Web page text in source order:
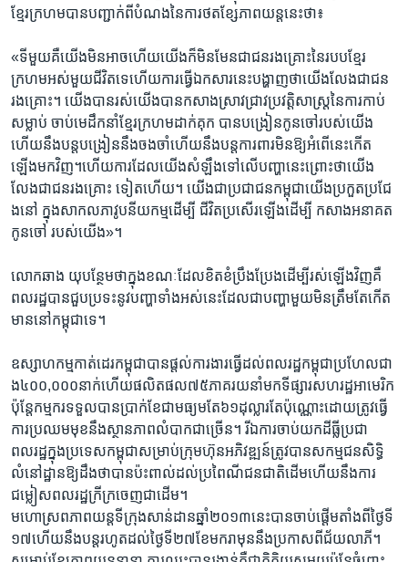
ខ្មែរ​ក្រហម​បាន​បញ្ជាក់​ពី​បំណង​នៃ​ការ​ថត​ខ្សែ​ភាពយន្ត​នេះ​ថា៖
«ទីមួយ​គឺ​យើង​មិន​អាច​ហើយ​យើង​ក៏​មិន​មែន​ជា​ជន​រងគ្រោះ​នៃ​របប​ខ្មែរ​
ក្រហម​អស់​មួយ​ជីវិត​ទេ​ហើយ​ការ​ធ្វើ​ឯកសារ​នេះ​បង្ហាញ​ថា​យើង​លែង​ជា​ជន​
រង​គ្រោះ​។ យើង​បាន​រស់​យើង​បាន​កសាង​ស្រាវជ្រាវ​ប្រវត្តិសាស្រ្ត​នៃ​ការ​កាប់​
សម្លាប់​ ចាប់​មេដឹកនាំ​ខ្មែរ​ក្រហម​ដាក់​គុក​ បាន​បង្រៀន​កូនចៅ​របស់​យើង​
ហើយ​នឹង​បន្ត​បង្រៀន​នឹង​ចងចាំ​ហើយ​នឹង​បន្ត​ការពារ​មិន​ឱ្យ​អំពើ​នេះ​កើត​
ឡើង​មកវិញ​។ហើយ​ការ​ដែល​យើង​សំឡឹង​ទៅ​លើ​បញ្ហា​នេះ​ព្រោះ​ថា​យើង​
លែង​ជា​ជន​រងគ្រោះ ទៀត​ហើយ​។ យើង​ជា​ប្រជាជន​កម្ពុជា​យើង​ប្រកួត​ប្រជែ​
ង​នៅ ក្នុង​សាកល​ភាវូបនីយកម្ម​ដើម្បី ជីវិត​ប្រសើរ​ឡើង​ដើម្បី កសាង​អនាគត​
កូន​ចៅ របស់​យើង​»។
លោក​ឆាង យុ​បន្ថែម​ថា​ក្នុង​ខណៈ​ដែល​ខិត​ខំ​ប្រឹងប្រែង​ដើម្បី​រស់​ឡើង​វិញ​គឺ​
ពលរដ្ឋ​បាន​ជួប​ប្រទះ​នូវ​បញ្ហា​ទាំង​អស់​នេះ​ដែល​ជា​បញ្ហា​មួយ​មិន​ត្រឹម​តែ​កើត​
មាន​នៅ​កម្ពុជា​ទេ។​
ឧស្សាហកម្ម​កាត់​ដេរ​កម្ពុជា​បាន​ផ្តល់​ការងារ​ធ្វើ​ដល់​ពលរដ្ឋ​កម្ពុជា​ប្រហែល​ជា​
ង៤០០,០០០​នាក់​ហើយ​ផលិតផល​៧៥​ភាគរយ​នាំ​មក​ទីផ្សារ​សហរដ្ឋ​អាមេរិក
ប៉ុន្តែ​កម្មករ​ទទួលបាន​ប្រាក់​ខែ​ជា​មធ្យម​តែ​៦១​ដុល្លារ​តែ​ប៉ុណ្ណោះដោយ​ត្រូវ​ធ្វើ​
ការ​ប្រឈម​មុខ​នឹង​ស្ថាន​ភាព​លំបាក​ជាច្រើន។ រីឯ​ការចាប់​យក​ដី​ធ្លី​ប្រជា
ពលរដ្ឋ​ក្នុង​ប្រទេស​កម្ពុជាសម្រាប់​ក្រុមហ៊ុន​អភិវឌ្ឍន៍​ត្រូវ​បាន​សកម្មជន​សិទ្ធិ​
លំនៅដ្ឋាន​ឱ្យ​ដឹង​ថា​បាន​ប៉ះពាល់​ដល់​ប្រពៃ​ណី​ជន​ជាតិដើម​ហើយ​នឹង​ការ​
ជម្លៀស​ពលរដ្ឋ​ក្រីក្រ​ចេញ​ជាដើម។
មហោស្រព​ភាព​យន្ត​ទីក្រុង​សាន់​ដាន​ឆ្នាំ​២០១៣​នេះ​បាន​ចាប់ផ្តើម​តាំង​ពី​ថ្ងៃ​ទី​
១៧​ហើយ​នឹង​បន្ត​រហូត​ដល់​ថ្ងៃ​ទី​២៧​ខែ​មករាមុន​នឹង​ប្រកាស​ពី​ជ័យ​លាភី។